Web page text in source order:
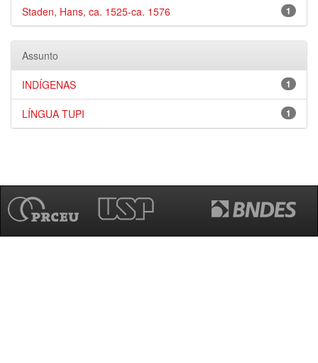
1
Staden, Hans, ca. 1525-ca. 1576
Assunto
1
INDÍGENAS
1
LÍNGUA TUPI